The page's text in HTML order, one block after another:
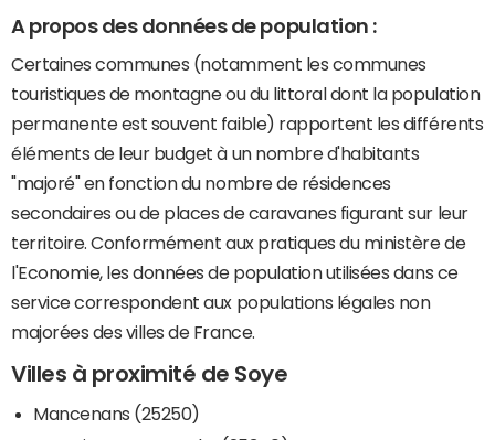
A propos des données de population :
Certaines communes (notamment les communes
touristiques de montagne ou du littoral dont la population
permanente est souvent faible) rapportent les différents
éléments de leur budget à un nombre d'habitants
"majoré" en fonction du nombre de résidences
secondaires ou de places de caravanes figurant sur leur
territoire. Conformément aux pratiques du ministère de
l'Economie, les données de population utilisées dans ce
service correspondent aux populations légales non
majorées des villes de France.
Villes à proximité de Soye
Mancenans (25250)